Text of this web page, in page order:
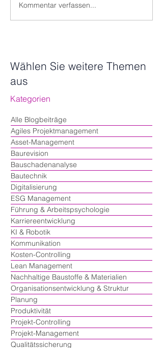
Welche konkreten Schritte
müssen Unternehmen ab
Kommentar verfassen...
Wählen Sie weitere Themen
aus
Kategorien
Alle Blogbeiträge
Agiles Projektmanagement
Asset-Management
Baurevision
Bauschadenanalyse
Bautechnik
Digitalisierung
ESG Management
Führung & Arbeitspsychologie
Karriereentwicklung
KI & Robotik
Kommunikation
Kosten-Controlling
Lean Management
Nachhaltige Baustoffe & Materialien
Organisationsentwicklung & Struktur
Planung
Produktivität
Projekt-Controlling
Projekt-Management
Qualitätssicherung